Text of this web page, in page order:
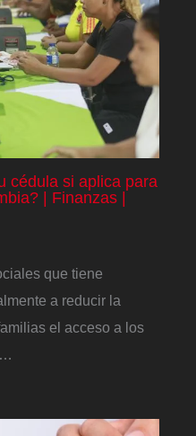
cédula si aplica para
| Finanzas |
que tiene
a reducir la
el acceso a los